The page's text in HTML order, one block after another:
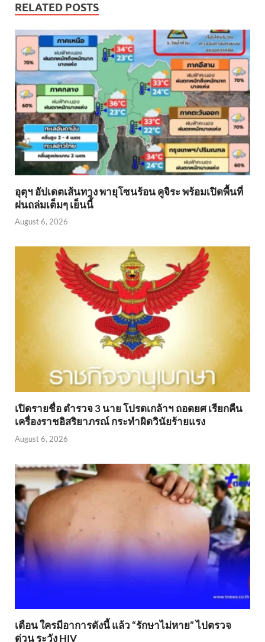
RELATED POSTS
อุตุฯ อัปเดตเส้นทาง พายุโซนร้อน คูจิระ พร้อมเปิดพื้นที่
ฝนถล่มเต็มๆ เย็นนี้ิ
August 6, 2026
เปิดรายชื่อ ตำรวจ 3 นาย โปรดเกล้าฯ ถอดยศ เรียกคืน
เครื่องราชอิสริยาภรณ์ กระทำผิดวินัยร้ายแรง
August 6, 2026
เตือน ใครมีอาการดังนี้ แล้ว “รักษาไม่หาย” ไปตรวจ
ด่วน ระวัง HIV